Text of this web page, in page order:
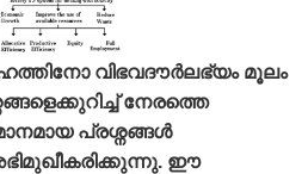
വിഭവദൗർലഭ്യം മൂലം
നേരത്തെ
പ്രശ്നങ്ങള്‍
ഈ